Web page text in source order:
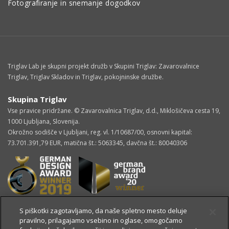
Fotografiranje in snemanje dogodkov
Triglav Lab je skupni projekt družb v Skupini Triglav: Zavarovalnice
Triglav, Triglav Skladov in Triglav, pokojninske družbe.
Skupina Triglav
Vse pravice pridržane. © Zavarovalnica Triglav, d.d., Miklošičeva cesta 19,
1000 Ljubljana, Slovenija.
Okrožno sodišče v Ljubljani, reg. vl. 1/10687/00, osnovni kapital:
73.701.391,79 EUR, matična št.: 5063345, davčna št.: 80040306
S piškotki zagotavljamo, da naše spletno mesto deluje
pravilno, prilagajamo vsebino in oglase, omogočamo